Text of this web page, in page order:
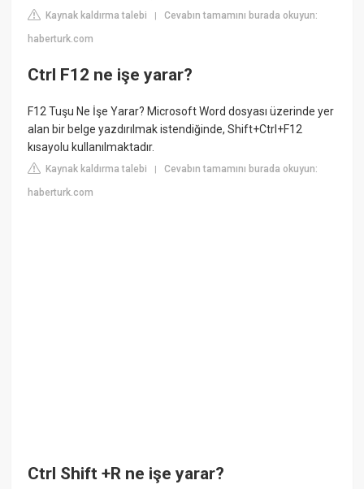
Kaynak kaldırma talebi |Cevabın tamamını burada okuyun:
haberturk.com
Ctrl F12 ne işe yarar?
F12 Tuşu Ne İşe Yarar? Microsoft Word dosyası üzerinde yer
alan bir belge yazdırılmak istendiğinde, Shift+Ctrl+F12
kısayolu kullanılmaktadır.
Kaynak kaldırma talebi |Cevabın tamamını burada okuyun:
haberturk.com
Ctrl Shift +R ne işe yarar?